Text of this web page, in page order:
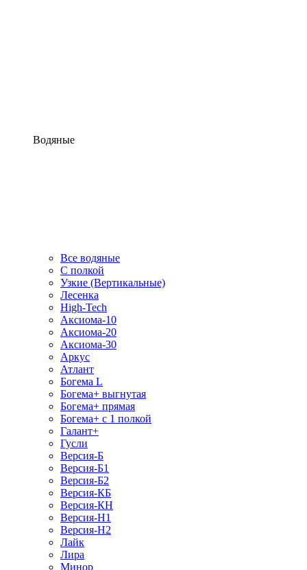
Водяные
Все водяные
С полкой
Узкие (Вертикальные)
Лесенка
High-Tech
Аксиома-10
Аксиома-20
Аксиома-30
Аркус
Атлант
Богема L
Богема+ выгнутая
Богема+ прямая
Богема+ с 1 полкой
Галант+
Гусли
Версия-Б
Версия-Б1
Версия-Б2
Версия-КБ
Версия-КН
Версия-Н1
Версия-Н2
Лайк
Лира
Минор